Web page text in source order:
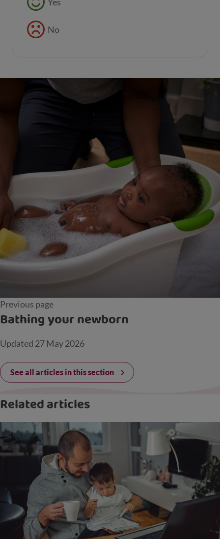
No
Previous page
Bathing your newborn
Updated 27 May 2026
See all articles in this section
Related articles